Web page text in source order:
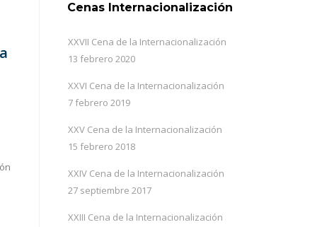
Cenas Internacionalización
XXVII Cena de la Internacionalización
13 febrero 2020
XXVI Cena de la Internacionalización
7 febrero 2019
XXV Cena de la Internacionalización
15 febrero 2018
XXIV Cena de la Internacionalización
27 septiembre 2017
XXIII Cena de la Internacionalización